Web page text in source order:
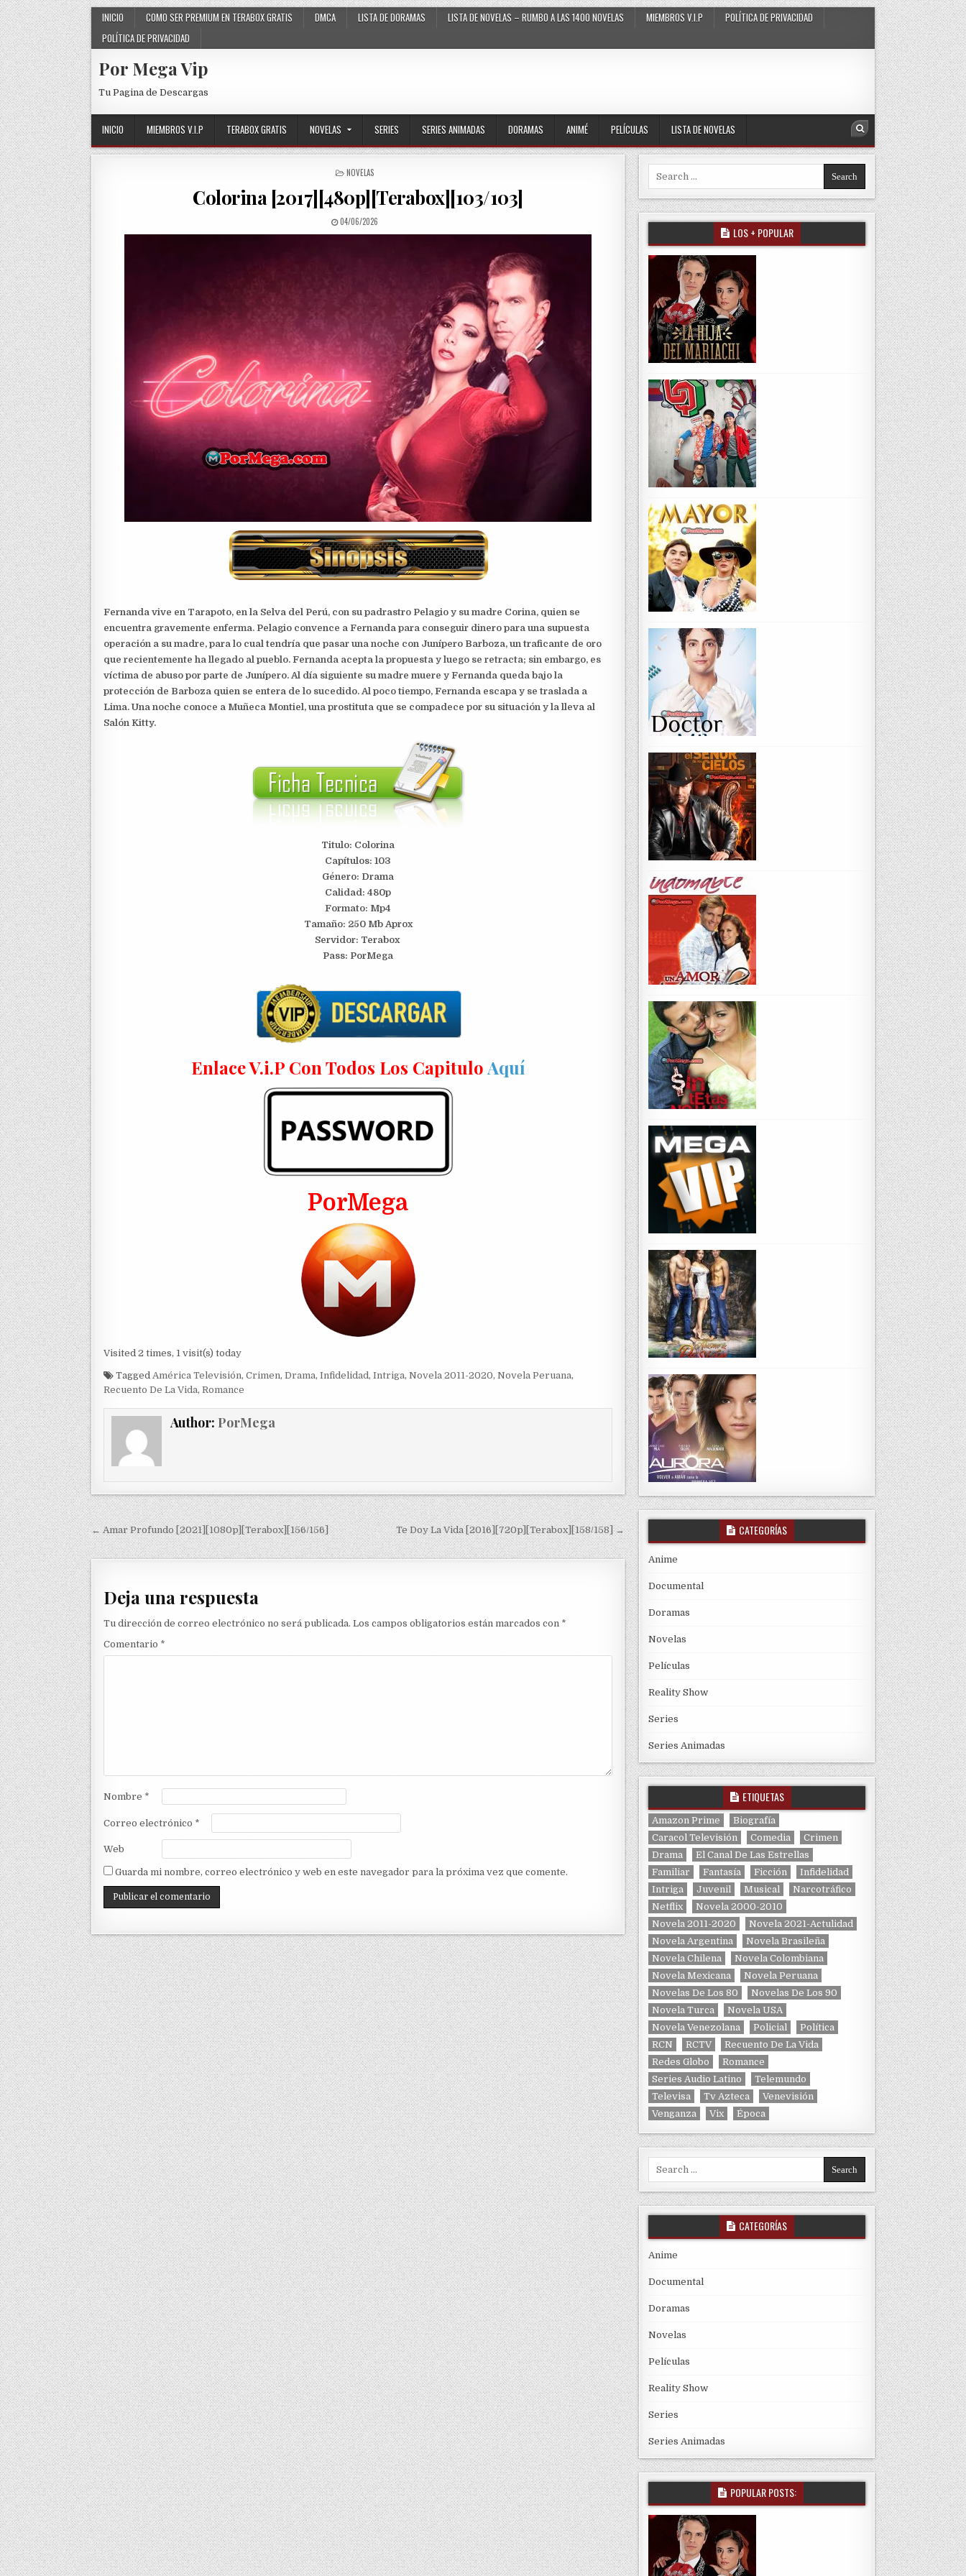
Skip to content INICIO COMO SER PREMIUM EN TERABOX GRATIS DMCA LISTA DE DORAMAS LISTA DE NOVELAS – RUMBO A LAS 1400 NOVELAS MIEMBROS V.I.P
POLÍTICA DE PRIVACIDAD
POLÍTICA DE PRIVACIDAD
Por Mega Vip
Tu Pagina de Descargas
INICIO MIEMBROS V.I.P TERABOX GRATIS NOVELAS SERIES SERIES ANIMADAS DORAMAS ANIMÉ PELÍCULAS LISTA DE NOVELAS Search
POSTED IN
NOVELAS
Colorina [2017][480p][Terabox][103/103]
PUBLISHED DATE:
04/06/2026
Fernanda vive en Tarapoto, en la Selva del Perú, con su padrastro Pelagio y su madre Corina, quien se
encuentra gravemente enferma. Pelagio convence a Fernanda para conseguir dinero para una supuesta
operación a su madre, para lo cual tendría que pasar una noche con Junípero Barboza, un traficante de oro
que recientemente ha llegado al pueblo. Fernanda acepta la propuesta y luego se retracta; sin embargo, es
víctima de abuso por parte de Junípero. Al día siguiente su madre muere y Fernanda queda bajo la
protección de Barboza quien se entera de lo sucedido. Al poco tiempo, Fernanda escapa y se traslada a
Lima. Una noche conoce a Muñeca Montiel, una prostituta que se compadece por su situación y la lleva al
Salón Kitty.
Titulo: Colorina
Capítulos: 103
Género: Drama
Calidad: 480p
Formato: Mp4
Tamaño: 250 Mb Aprox
Servidor: Terabox
Pass: PorMega
Enlace V.i.P Con Todos Los Capitulo Aquí
PorMega
Visited 2 times, 1 visit(s) today
Tagged América Televisión, Crimen, Drama, Infidelidad, Intriga, Novela 2011-2020, Novela Peruana,
Recuento De La Vida, Romance
Author: PorMega
Navegación de entradas
← Amar Profundo [2021][1080p][Terabox][156/156] Te Doy La Vida [2016][720p][Terabox][158/158] →
Deja una respuesta
Tu dirección de correo electrónico no será publicada. Los campos obligatorios están marcados con *
Comentario *
Nombre *
Correo electrónico *
Web
Guarda mi nombre, correo electrónico y web en este navegador para la próxima vez que comente.
Search for:
LOS + POPULAR
CATEGORÍAS
Anime
Documental
Doramas
Novelas
Películas
Reality Show
Series
Series Animadas
ETIQUETAS
Amazon Prime
Biografía
Caracol Televisión
Comedia
Crimen
Drama
El Canal De Las Estrellas
Familiar
Fantasía Ficción
Infidelidad
Intriga
Juvenil Musical
Narcotráfico
Netflix
Novela 2000-2010
Novela 2011-2020
Novela 2021-Actulidad
Novela Argentina
Novela Brasileña
Novela Chilena
Novela Colombiana
Novela Mexicana
Novela Peruana
Novelas De Los 80
Novelas De Los 90
Novela Turca
Novela USA
Novela Venezolana
Policial
Política
RCN
RCTV
Recuento De La Vida
Redes Globo
Romance
Series Audio Latino
Telemundo
Televisa
Tv Azteca
Venevisión
Venganza
Vix Época
Search for:
CATEGORÍAS
Anime
Documental
Doramas
Novelas
Películas
Reality Show
Series
Series Animadas
POPULAR POSTS: